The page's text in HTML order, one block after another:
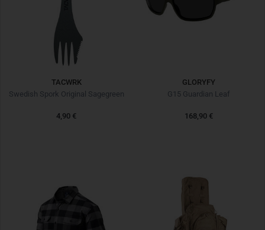
TACWRK
Swedish Spork Original Sagegreen
4,90 €
GLORYFY
G15 Guardian Leaf
168,90 €